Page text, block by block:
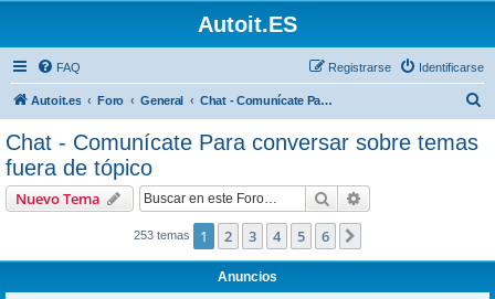
Autoit.ES
FAQ Identificarse
Registrarse
Autoit.es Foro General Chat - Comunícate Para conversar sobre temas fuera de tópico
Chat - Comunícate Para conversar sobre temas
fuera de tópico
Nuevo Tema Buscar
253 temas 1 2 3 4 5 6
Anuncios